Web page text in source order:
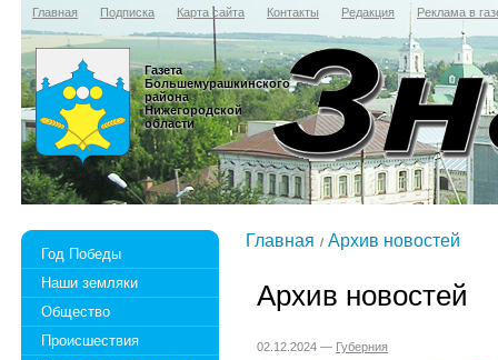
Главная Подписка Карта сайта Контакты Редакция Реклама в
Газета
Большемурашкинского
района
Нижегородской
области
Год Победы
Наши земляки
Общество
Происшествия
Главная Архив новостей
Архив новостей
02.12.2024 — Губерния